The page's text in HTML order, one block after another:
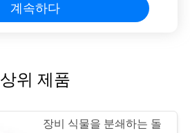
계속하다
상위 제품
장비 식물을 분쇄하는 돌